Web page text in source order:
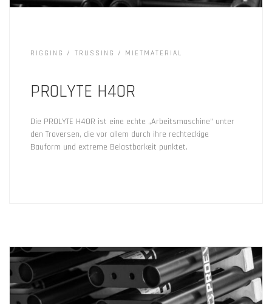
RIGGING TRUSSING MIETMATERIAL
PROLYTE H40R
Die PROLYTE H40R ist eine echte „Arbeitsmaschine“ unter
den Traversen, die vor allem durch ihre rechteckige
Bauform und extreme Belastbarkeit punktet.